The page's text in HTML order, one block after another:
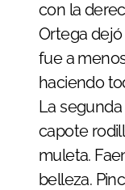
con la
Ortega
fue a
haciendo
La
capote
muleta.
belleza.